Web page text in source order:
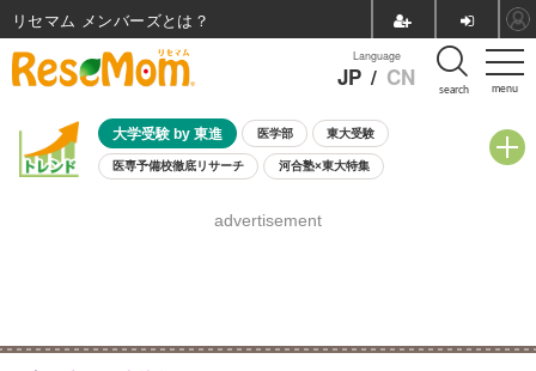
menu
Language
JP / CN search
大学受験 by 東進 医学部 東大受験
医専予備校徹底リサーチ 河合塾×東大特集
8月開催学校説明会・相談会
advertisement
リセマム メンバーズ